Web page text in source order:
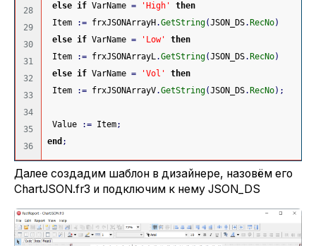
28
29
30
31
32
33
34
35
else if VarName = 'High'
then
Item
:= frxJSONArrayH .GetString(JSON_DS. RecNo)
else if VarName = 'Low'
then
Item
:= frxJSONArrayL.GetString(JSON_DS. RecNo)
else if VarName = 'Vol'
then
Item
:= frxJSONArrayV.GetString(JSON_DS. RecNo) ;
Value := Item;
end ;
Далее создадим шаблон в дизайнере, назовём его
ChartJSON.fr3 и подключим к нему JSON_DS